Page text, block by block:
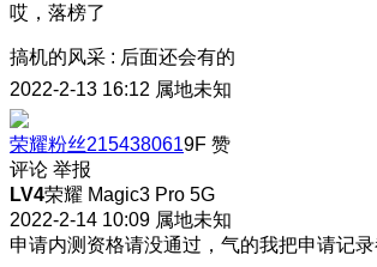
哎，落榜了
搞机的风采 : 后面还会有的
2022-2-13 16:12 属地未知
荣耀粉丝2154380619F 赞
评论 举报
LV4荣耀 Magic3 Pro 5G
2022-2-14 10:09 属地未知
申请内测资格请没通过，气的我把申请记录